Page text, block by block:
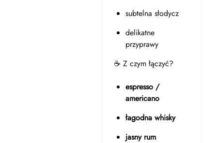
subtelna słodycz
delikatne
przyprawy
☕ Z czym łączyć?
espresso /
americano
łagodna whisky
jasny rum